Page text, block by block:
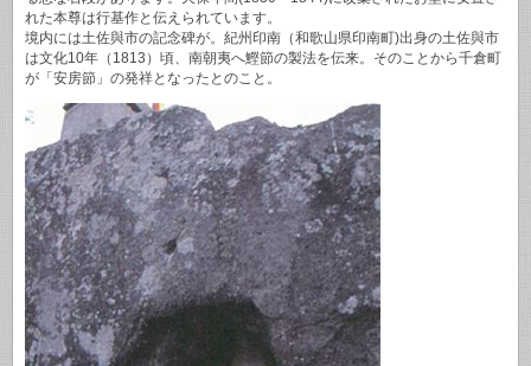
れた本尊は行基作と伝えられています。
境内には土佐與市の記念碑が。紀州印南（和歌山県印南町)出身の土佐與市
は文化10年（1813）頃、南朝夷へ鰹節の製法を伝来。そのことから千倉町
が「安房節」の発祥となったとのこと。